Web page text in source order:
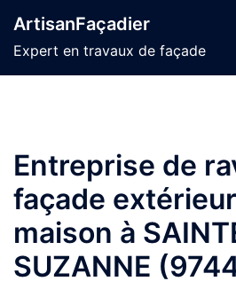
au
contenu
ArtisanFaçadier
Expert en travaux de façade
Entreprise de
façade
maison à
SUZANNE